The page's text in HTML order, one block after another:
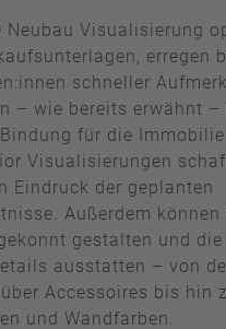
Neubau Visualisierung
erregen
schneller
– wie bereits erwähnt –
für die Immobilie.
Visualisierungen
Eindruck der geplanten
Außerdem können
gestalten und die
ausstatten – von
Accessoires bis hin
und Wandfarben.